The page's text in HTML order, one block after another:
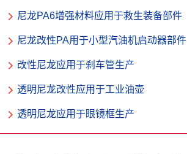
尼龙PA6增强材料应用于救生装备部件
尼龙改性PA用于小型汽油机启动器部件
改性尼龙应用于刹车管生产
透明尼龙改性应用于工业油壶
透明尼龙应用于眼镜框生产